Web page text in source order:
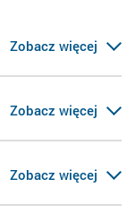
Zobacz więcej
Zobacz więcej
Zobacz więcej